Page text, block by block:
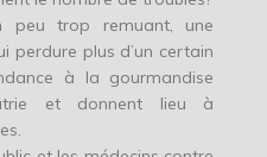
peu trop remuant, une
perdure plus d’un certain
à la gourmandise
et donnent lieu à